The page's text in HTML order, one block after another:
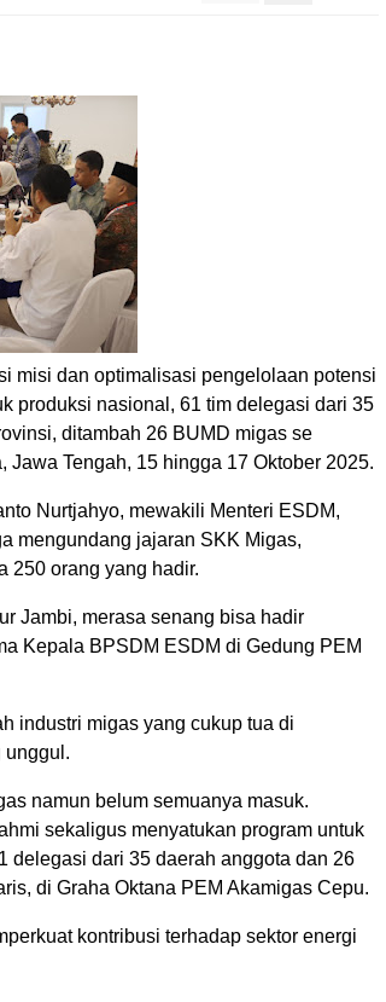
misi dan optimalisasi pengelolaan potensi
produksi nasional, 61 tim delegasi dari 35
ditambah 26 BUMD migas se
Tengah, 15 hingga 17 Oktober 2025.
Nurtjahyo, mewakili Menteri ESDM,
mengundang jajaran SKK Migas,
250 orang yang hadir.
Jambi, merasa senang bisa hadir
Kepala BPSDM ESDM di Gedung PEM
industri migas yang cukup tua di
unggul.
namun belum semuanya masuk.
sekaligus menyatukan program untuk
delegasi dari 35 daerah anggota dan 26
di Graha Oktana PEM Akamigas Cepu.
kontribusi terhadap sektor energi